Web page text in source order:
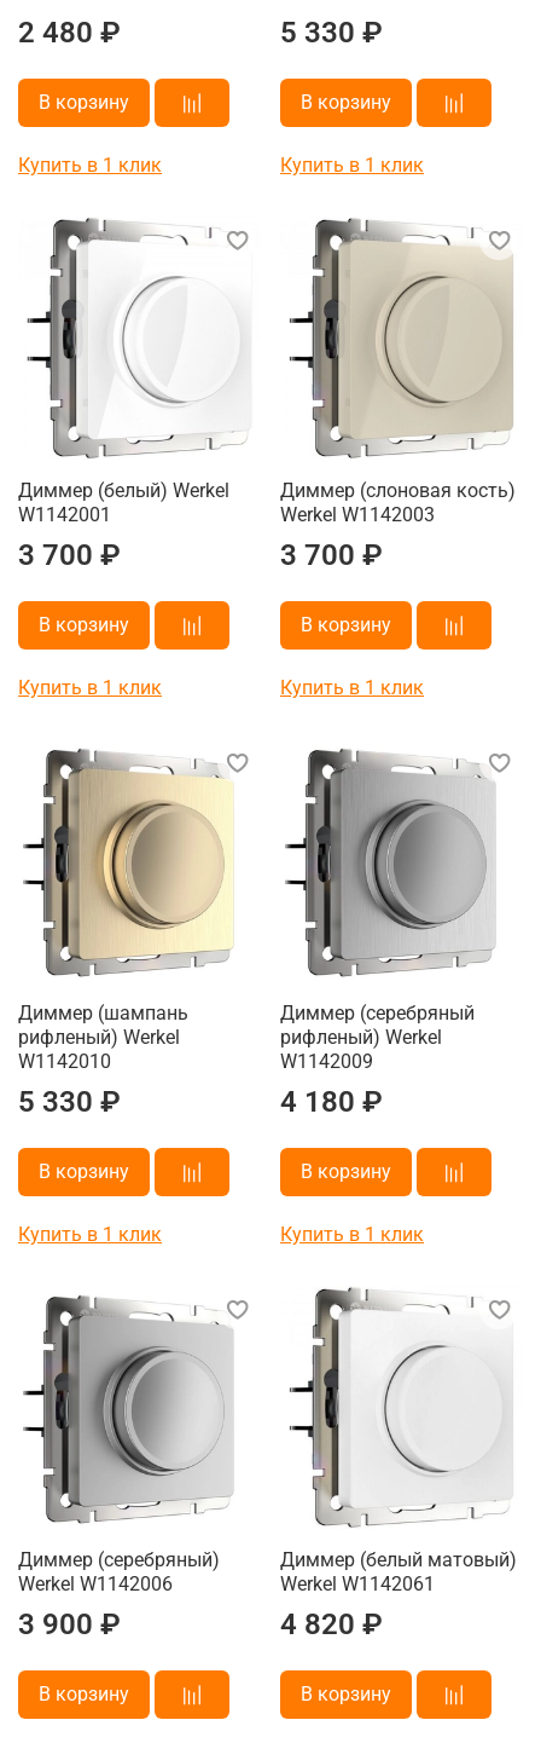
2 480 ₽
В корзину
Купить в 1 клик
5 330 ₽
В корзину
Купить в 1 клик
Диммер (белый) Werkel
W1142001
3 700 ₽
В корзину
Купить в 1 клик
Диммер (слоновая кость)
Werkel W1142003
3 700 ₽
В корзину
Купить в 1 клик
Диммер (шампань
рифленый) Werkel
W1142010
5 330 ₽
В корзину
Купить в 1 клик
Диммер (cеребряный
рифленый) Werkel
W1142009
4 180 ₽
В корзину
Купить в 1 клик
Диммер (серебряный)
Werkel W1142006
3 900 ₽
В корзину
Диммер (белый матовый)
Werkel W1142061
4 820 ₽
В корзину